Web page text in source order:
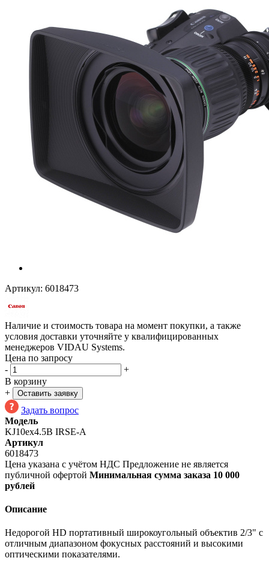
Артикул: 6018473
Наличие и стоимость товара на момент покупки, а также
условия доставки уточняйте у квалифицированных
менеджеров VIDAU Systems.
Цена по запросу
-
+
В корзину
+
Оставить заявку
Задать вопрос
Модель
KJ10ex4.5B IRSE-A
Артикул
6018473
Цена указана с учётом НДС Предложение не является
публичной офертой Минимальная сумма заказа 10 000
рублей
Описание
Недорогой HD портативный широкоугольный объектив 2/3" с
отличным диапазоном фокусных расстояний и высокими
оптическими показателями.